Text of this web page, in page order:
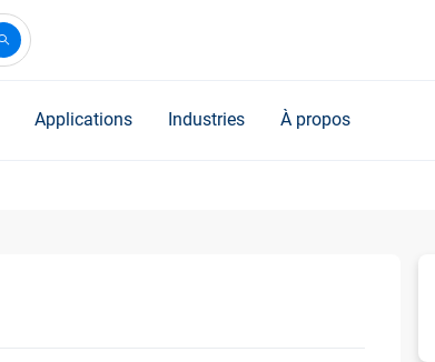
Applications Industries À propos